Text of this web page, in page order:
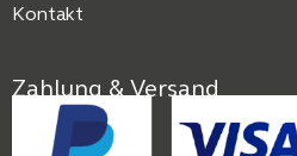
Kontakt
Zahlung & Versand